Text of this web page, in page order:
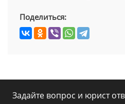
Поделиться:
Задайте вопрос и юрист